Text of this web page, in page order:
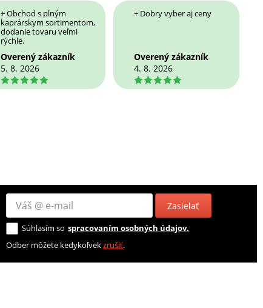
+ Obchod s plným
kaprárskym sortimentom,
dodanie tovaru veľmi
rýchle.
Overený zákazník
5. 8. 2026
5
+ Dobry vyber aj ceny
Overený zákazník
4. 8. 2026
5
Zasielať
Súhlasím so spracovaním osobných údajov.
Odber môžete kedykoľvekzrušiť.